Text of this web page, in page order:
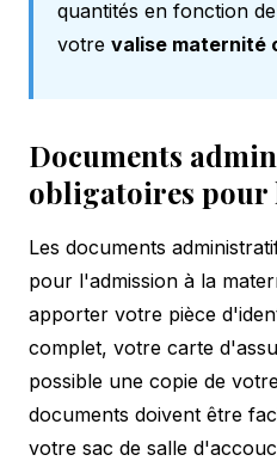
quantités en fonction
votre valise maternité
Documents
obligatoires pour
Les documents
pour l'admission à la
apporter votre pièce
complet, votre carte
possible une copie de
documents doivent être
votre sac de salle